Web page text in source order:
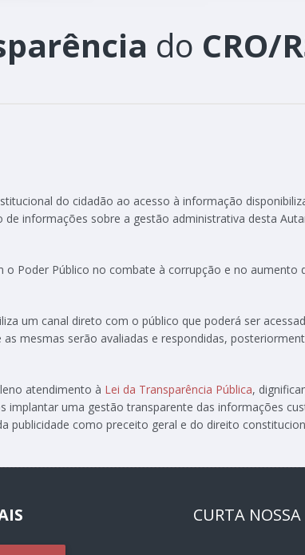
do CRO/
do cidadão ao acesso à informação
informações sobre a gestão administrativa desta
Poder Público no combate à corrupção e no aumento
um canal direto com o público que poderá ser
mesmas serão avaliadas e respondidas,
atendimento à Lei da Transparência Pública,
implantar uma gestão transparente das informações
publicidade como preceito geral e do direito
CURTA NOSSA